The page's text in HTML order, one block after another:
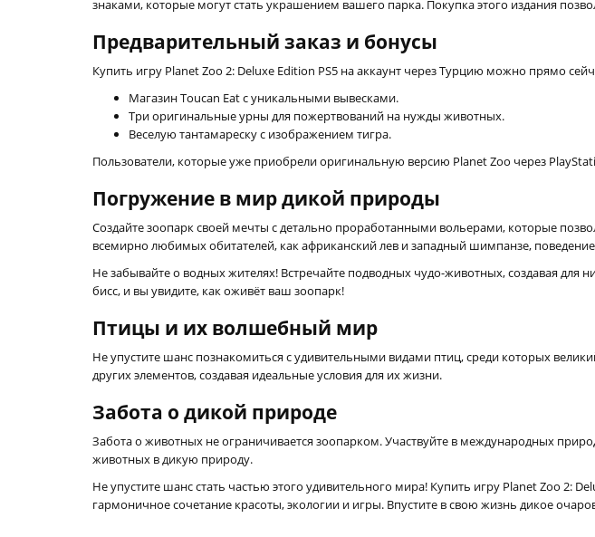
знаками, которые могут стать украшением вашего парка. Покупка этого издания
Предварительный заказ и бонусы
Купить игру Planet Zoo 2: Deluxe Edition PS5 на аккаунт через Турцию можно прямо
Магазин Toucan Eat с уникальными вывесками.
Три оригинальные урны для пожертвований на нужды животных.
Веселую тантамареску с изображением тигра.
Пользователи, которые уже приобрели оригинальную версию Planet Zoo через
Погружение в мир дикой природы
Создайте зоопарк своей мечты с детально проработанными вольерами, которые
всемирно любимых обитателей, как африканский лев и западный шимпанзе,
Не забывайте о водных жителях! Встречайте подводных чудо-животных, создавая для
бисс, и вы увидите, как оживёт ваш зоопарк!
Птицы и их волшебный мир
Не упустите шанс познакомиться с удивительными видами птиц, среди которых
других элементов, создавая идеальные условия для их жизни.
Забота о дикой природе
Забота о животных не ограничивается зоопарком. Участвуйте в международных
животных в дикую природу.
Не упустите шанс стать частью этого удивительного мира! Купить игру Planet Zoo 2:
гармоничное сочетание красоты, экологии и игры. Впустите в свою жизнь дикое